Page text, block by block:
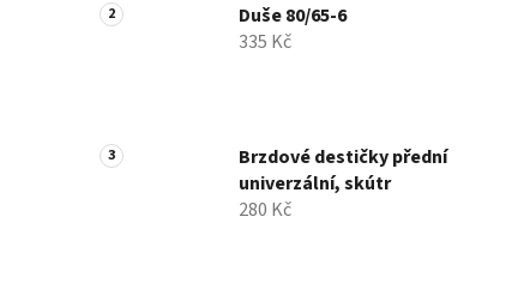
Duše 80/65-6
335 Kč
Brzdové destičky přední
univerzální, skútr
280 Kč